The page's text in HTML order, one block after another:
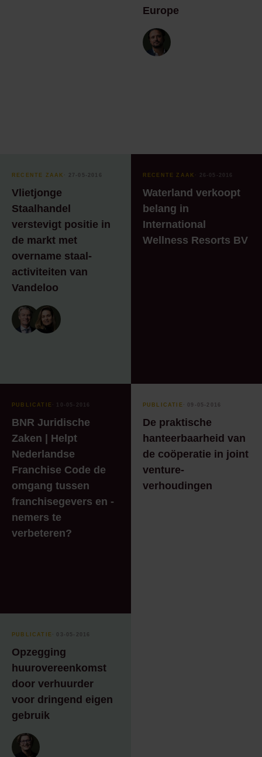
Europe
RECENTE ZAAK ⸱ 27-05-2016
Vlietjonge
Staalhandel
verstevigt positie in
de markt met
overname staal-
activiteiten van
Vandeloo
RECENTE ZAAK ⸱ 26-05-2016
Waterland verkoopt
belang in
International
Wellness Resorts BV
PUBLICATIE ⸱ 10-05-2016
BNR Juridische
Zaken | Helpt
Nederlandse
Franchise Code de
omgang tussen
franchisegevers en -
nemers te
verbeteren?
PUBLICATIE ⸱ 09-05-2016
De praktische
hanteerbaarheid van
de coöperatie in joint
venture-
verhoudingen
PUBLICATIE ⸱ 03-05-2016
Opzegging
huurovereenkomst
door verhuurder
voor dringend eigen
gebruik